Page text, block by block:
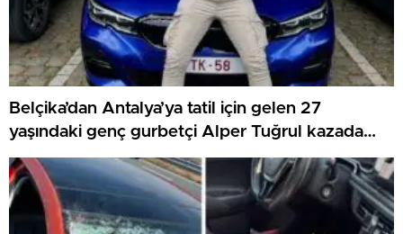
Belçika’dan Antalya’ya tatil için gelen 27
yaşındaki genç gurbetçi Alper Tuğrul kazada
hayatını kaybetti